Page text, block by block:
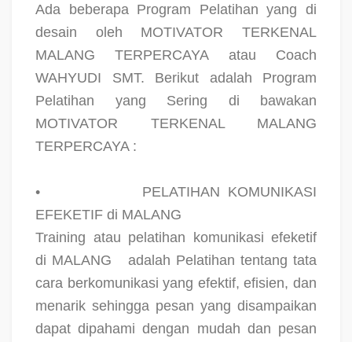
Ada beberapa Program Pelatihan yang di
desain oleh MOTIVATOR TERKENAL
MALANG TERPERCAYA atau Coach
WAHYUDI SMT. Berikut adalah Program
Pelatihan yang Sering di bawakan
MOTIVATOR TERKENAL MALANG
TERPERCAYA :
•
PELATIHAN KOMUNIKASI
EFEKETIF di MALANG
Training atau pelatihan komunikasi efeketif
di MALANG
adalah Pelatihan tentang tata
cara berkomunikasi yang efektif, efisien, dan
menarik sehingga pesan yang disampaikan
dapat dipahami dengan mudah dan pesan